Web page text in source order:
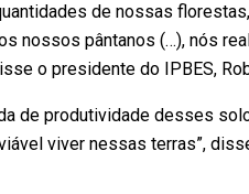
de nossas
nossos pântanos (…), nós
o presidente do IPBES,
de produtividade desses
viver nessas terras”,